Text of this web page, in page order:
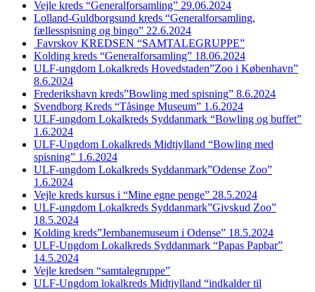
Vejle kreds “Generalforsamling” 29.06.2024
Lolland-Guldborgsund kreds “Generalforsamling,
fællesspisning og bingo” 22.6.2024
Favrskov KREDSEN “SAMTALEGRUPPE”
Kolding kreds “Generalforsamling” 18.06.2024
ULF-ungdom Lokalkreds Hovedstaden”Zoo i København”
8.6.2024
Frederikshavn kreds”Bowling med spisning” 8.6.2024
Svendborg Kreds “Tåsinge Museum” 1.6.2024
ULF-ungdom Lokalkreds Syddanmark “Bowling og buffet”
1.6.2024
ULF-Ungdom Lokalkreds Midtjylland “Bowling med
spisning” 1.6.2024
ULF-ungdom Lokalkreds Syddanmark”Odense Zoo”
1.6.2024
Vejle kreds kursus i “Mine egne penge” 28.5.2024
ULF-ungdom Lokalkreds Syddanmark”Givskud Zoo”
18.5.2024
Kolding kreds”Jernbanemuseum i Odense” 18.5.2024
ULF-Ungdom Lokalkreds Syddanmark “Papas Papbar”
14.5.2024
Vejle kredsen “samtalegruppe”
ULF-Ungdom lokalkreds Midtjylland “indkalder til